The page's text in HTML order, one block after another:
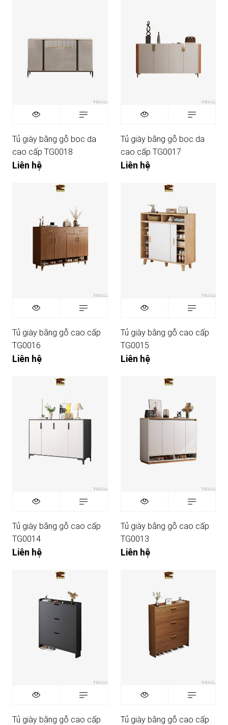
Tủ giày bằng gỗ bọc da
cao cấp TG0018
Liên hệ
Tủ giày bằng gỗ bọc da
cao cấp TG0017
Liên hệ
Tủ giày bằng gỗ cao cấp
TG0016
Liên hệ
Tủ giày bằng gỗ cao cấp
TG0015
Liên hệ
Tủ giày bằng gỗ cao cấp
TG0014
Liên hệ
Tủ giày bằng gỗ cao cấp
TG0013
Liên hệ
Tủ giày bằng gỗ cao cấp
Tủ giày bằng gỗ cao cấp